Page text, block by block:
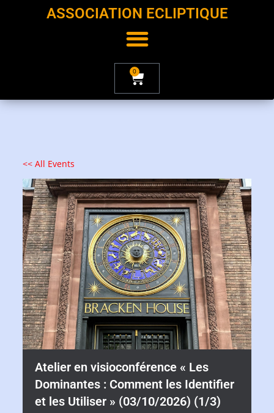
ASSOCIATION ECLIPTIQUE
0
<< All Events
Atelier en visioconférence « Les
Dominantes : Comment les Identifier
et les Utiliser » (03/10/2026) (1/3)